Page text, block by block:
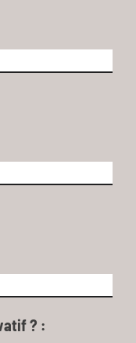
? :